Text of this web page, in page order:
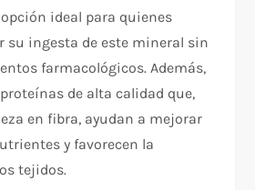
ideal para quienes
su ingesta de este mineral sin
farmacológicos. Además,
de alta calidad que,
en fibra, ayudan a mejorar
y favorecen la
tejidos.